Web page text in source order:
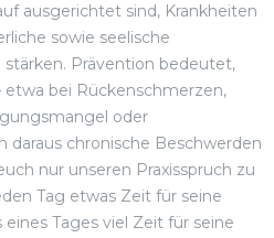
ausgerichtet sind, Krankheiten
sowie seelische
Prävention bedeutet,
bei Rückenschmerzen,
oder
daraus chronische Beschwerden
nur unseren Praxisspruch zu
Tag etwas Zeit für seine
Tages viel Zeit für seine